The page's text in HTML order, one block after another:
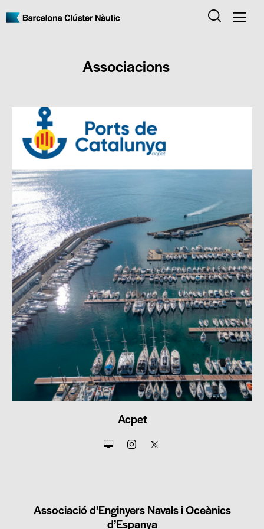
Associacions
Acpet
Associació d’Enginyers Navals i Oceànics
d’Espanya